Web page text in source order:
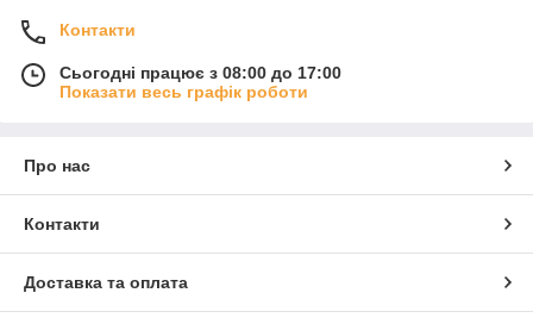
Контакти
Сьогодні працює з 08:00 до 17:00
Показати весь графік роботи
Про нас
Контакти
Доставка та оплата